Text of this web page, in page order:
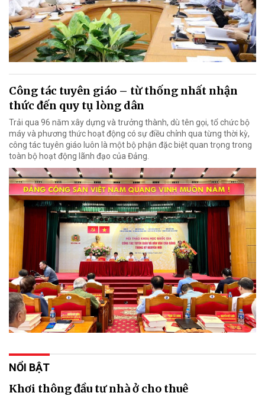
Công tác tuyên giáo – từ thống nhất nhận
thức đến quy tụ lòng dân
Trải qua 96 năm xây dựng và trưởng thành, dù tên gọi, tổ chức bộ
máy và phương thức hoạt động có sự điều chỉnh qua từng thời kỳ,
công tác tuyên giáo luôn là một bộ phận đặc biệt quan trọng trong
toàn bộ hoạt động lãnh đạo của Đảng.
NỔI BẬT
Khơi thông đầu tư nhà ở cho thuê